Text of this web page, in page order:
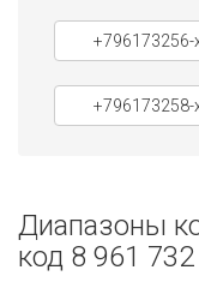
+796173256-
+796173258-
Диапазоны
код 8 961